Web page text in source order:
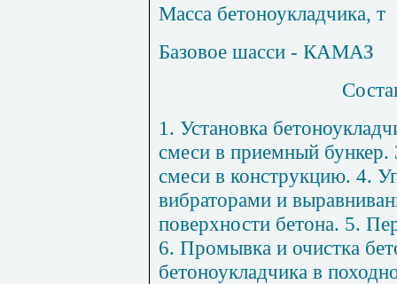
Масса бетоноукладчика, т
Базовое шасси - КАМАЗ
1 . Установка
смеси в приемный
смеси в конструкцию. 4.
вибраторами и
поверхности бетона. 5.
6. Промывка и очистка
бетоноукладчика в